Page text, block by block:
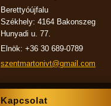
Berettyóújfalu
Székhely: 4164 Bakonszeg
Hunyadi u. 77.
Elnök: +36 30 689-0789
szentmartonivt@gmail.com
Kapcsolat